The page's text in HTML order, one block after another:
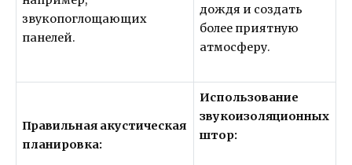
звукопоглощающих
панелей.
дождя и создать
более приятную
атмосферу.
Правильная акустическая
планировка:
Использование
звукоизоляционных
штор: